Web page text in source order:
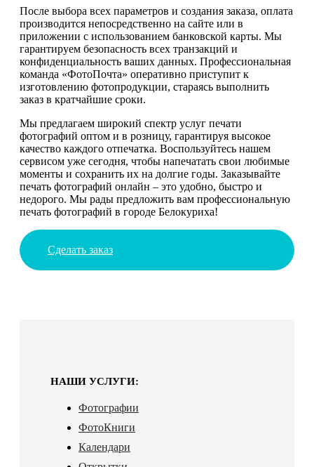
После выбора всех параметров и создания заказа, оплата
производится непосредственно на сайте или в
приложении с использованием банковской карты. Мы
гарантируем безопасность всех транзакций и
конфиденциальность ваших данных. Профессиональная
команда «ФотоПочта» оперативно приступит к
изготовлению фотопродукции, стараясь выполнить
заказ в кратчайшие сроки.
Мы предлагаем широкий спектр услуг печати
фотографий оптом и в розницу, гарантируя высокое
качество каждого отпечатка. Воспользуйтесь нашем
сервисом уже сегодня, чтобы напечатать свои любимые
моменты и сохранить их на долгие годы. Заказывайте
печать фотографий онлайн – это удобно, быстро и
недорого. Мы рады предложить вам профессиональную
печать фотографий в городе Белокуриха!
Сделать заказ
НАШИ УСЛУГИ:
Фотографии
ФотоКниги
Календари